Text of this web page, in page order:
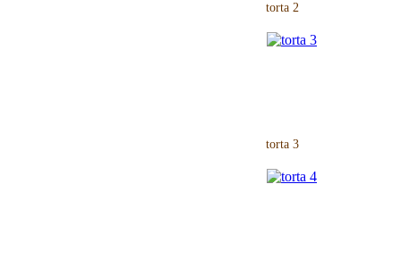
torta 2
torta 3